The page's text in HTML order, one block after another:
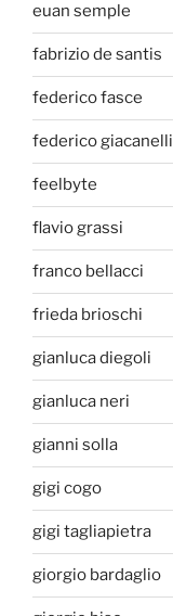
euan semple
fabrizio de santis
federico fasce
federico giacanelli
feelbyte
flavio grassi
franco bellacci
frieda brioschi
gianluca diegoli
gianluca neri
gianni solla
gigi cogo
gigi tagliapietra
giorgio bardaglio